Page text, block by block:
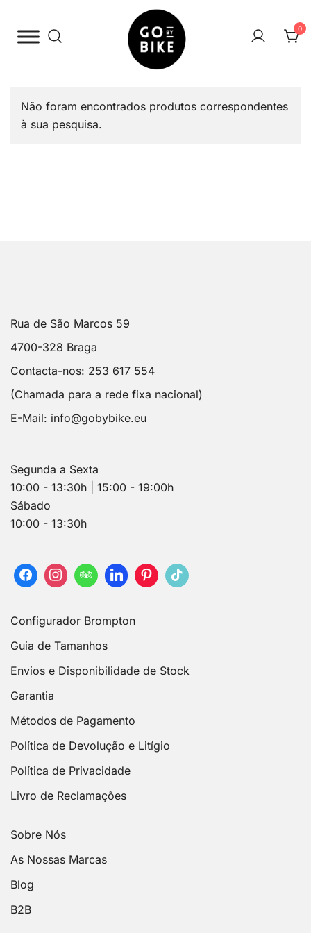
para
0
Não foram encontrados produtos correspondentes
à sua pesquisa.
Rua de São Marcos 59
4700-328 Braga
Contacta-nos: 253 617 554
(Chamada para a rede fixa nacional)
E-Mail: info@gobybike.eu
Segunda a Sexta
10:00 - 13:30h | 15:00 - 19:00h
Sábado
10:00 - 13:30h
Configurador Brompton
Guia de Tamanhos
Envios e Disponibilidade de Stock
Garantia
Métodos de Pagamento
Política de Devolução e Litígio
Política de Privacidade
Livro de Reclamações
Sobre Nós
As Nossas Marcas
Blog
B2B